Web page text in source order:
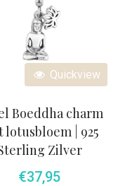
Quickview
Boeddha charm
lotusbloem | 925
Zilver
€37,95